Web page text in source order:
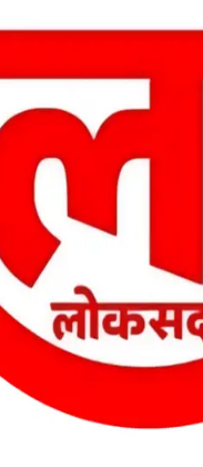
नियमों के पालन पर जोर
तीन गोलों से लदी वेन जब्त
पदाधिकारियों को सौंपी
पदक
के लिए लगाई गई पीली